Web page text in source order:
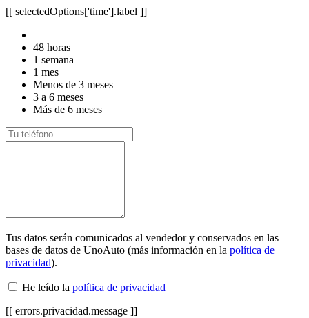
[[ selectedOptions['time'].label ]]
48 horas
1 semana
1 mes
Menos de 3 meses
3 a 6 meses
Más de 6 meses
Tus datos serán comunicados al vendedor y conservados en las
bases de datos de UnoAuto (más información en la política de
privacidad).
He leído la política de privacidad
[[ errors.privacidad.message ]]